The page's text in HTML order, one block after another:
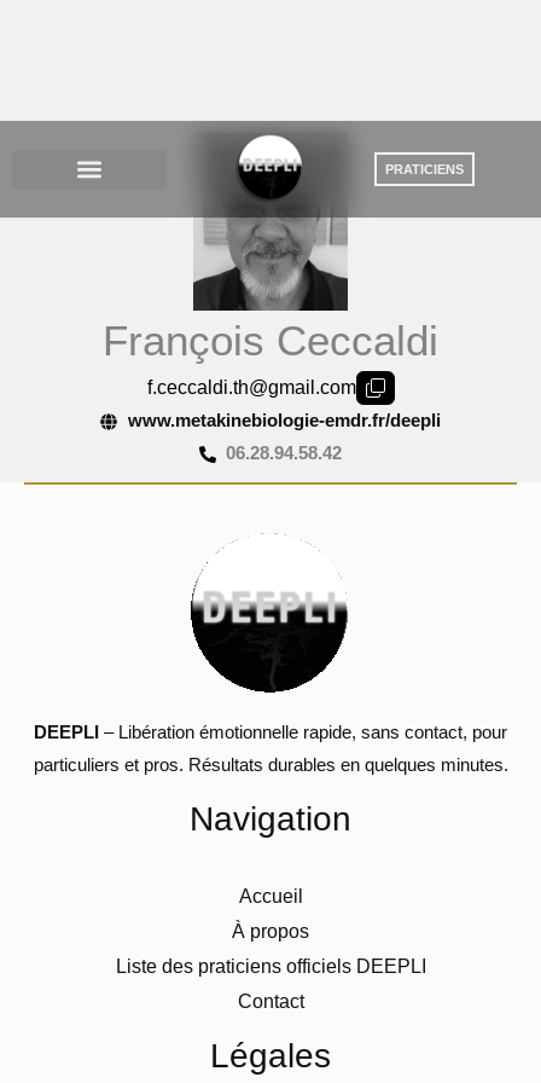
François Ceccaldi
f.ceccaldi.th@gmail.com
www.metakinebiologie-emdr.fr/deepli
06.28.94.58.42
DEEPLI – Libération émotionnelle rapide, sans contact, pour
particuliers et pros. Résultats durables en quelques minutes.
Navigation
Accueil
À propos
Liste des praticiens officiels DEEPLI
Contact
Légales